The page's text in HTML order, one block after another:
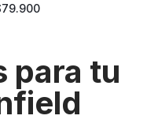
79.900
para tu